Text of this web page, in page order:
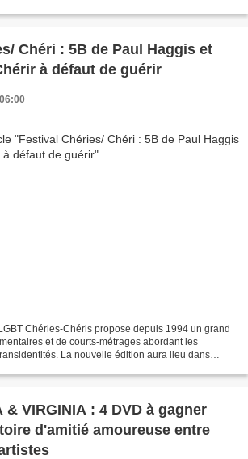
Chéri : 5B de Paul Haggis et
à défaut de guérir
Chéries-Chéris propose depuis 1994 un grand
et de courts-métrages abordant les
La nouvelle édition aura lieu dans
& VIRGINIA : 4 DVD à gagner
d'amitié amoureuse entre